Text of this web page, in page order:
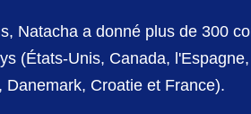
Natacha a donné plus de 300
(États-Unis, Canada,
Danemark, Croatie et France).